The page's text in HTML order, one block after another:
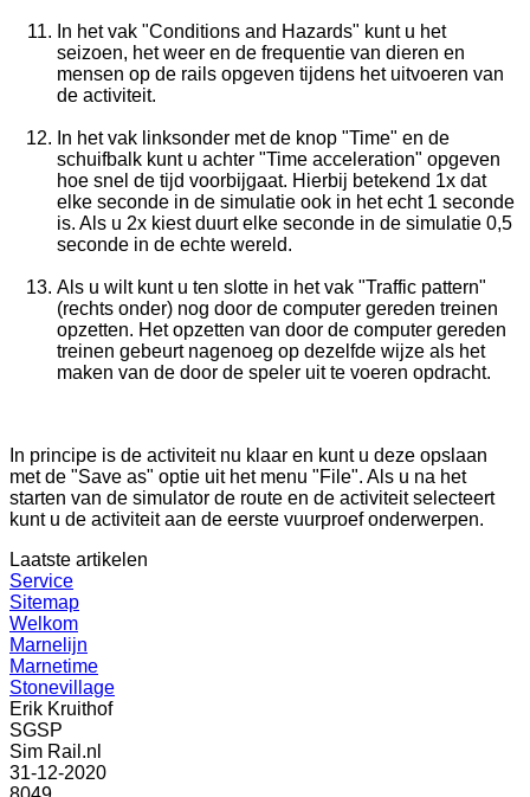
In het vak "Conditions and Hazards" kunt u het
seizoen, het weer en de frequentie van dieren en
mensen op de rails opgeven tijdens het uitvoeren van
de activiteit.
In het vak linksonder met de knop "Time" en de
schuifbalk kunt u achter "Time acceleration" opgeven
hoe snel de tijd voorbijgaat. Hierbij betekend 1x dat
elke seconde in de simulatie ook in het echt 1 seconde
is. Als u 2x kiest duurt elke seconde in de simulatie 0,5
seconde in de echte wereld.
Als u wilt kunt u ten slotte in het vak "Traffic pattern"
(rechts onder) nog door de computer gereden treinen
opzetten. Het opzetten van door de computer gereden
treinen gebeurt nagenoeg op dezelfde wijze als het
maken van de door de speler uit te voeren opdracht.
In principe is de activiteit nu klaar en kunt u deze opslaan
met de "Save as" optie uit het menu "File". Als u na het
starten van de simulator de route en de activiteit selecteert
kunt u de activiteit aan de eerste vuurproef onderwerpen.
Laatste artikelen
Service
Sitemap
Welkom
Marnelijn
Marnetime
Stonevillage
Erik Kruithof
SGSP
Sim Rail.nl
31-12-2020